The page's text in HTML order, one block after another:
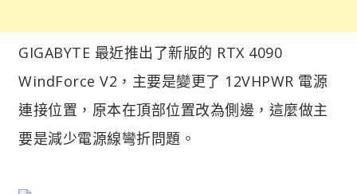
GIGABYTE 最近推出了新版的 RTX 4090
WindForce V2，主要是變更了 12VHPWR 電源
連接位置，原本在頂部位置改為側邊，這麼做主
要是減少電源線彎折問題。